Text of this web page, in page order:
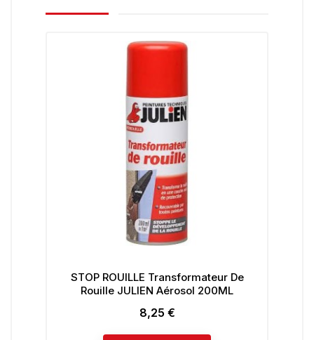
STOP ROUILLE Transformateur De
Rouille JULIEN Aérosol 200ML
Prix
8,25 €